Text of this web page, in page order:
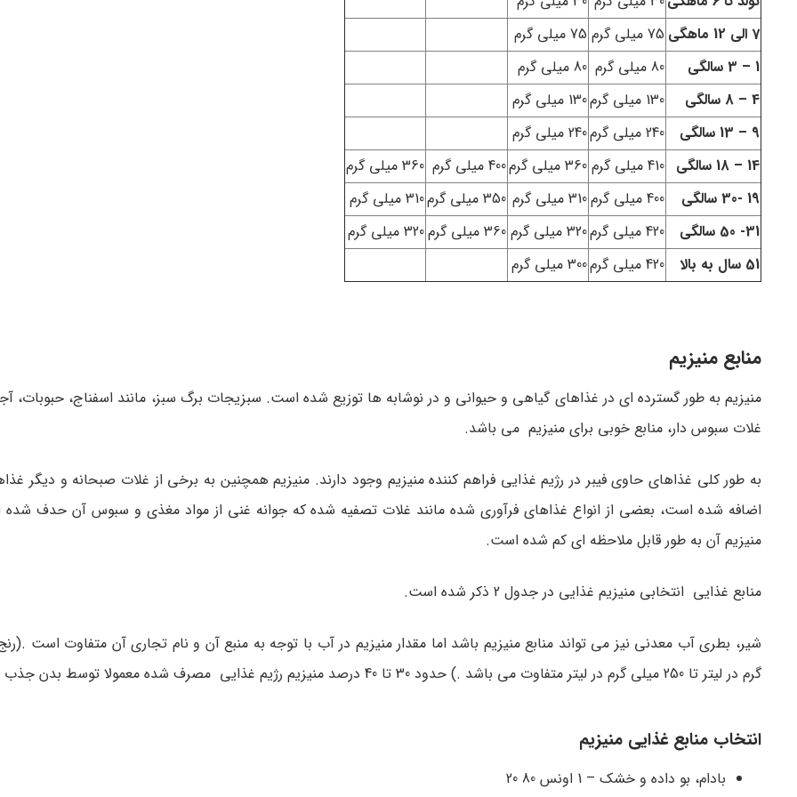
7 الی 12 ماهگی
75 میلی گرم
75 میلی گرم
1 – 3 سالگی
80 میلی گرم
80 میلی گرم
4 – 8 سالگی
130 میلی گرم
130 میلی گرم
9 – 13 سالگی
240 میلی گرم
240 میلی گرم
14 – 18 سالگی
410 میلی گرم 360 میلی گرم 400 میلی گرم
360 میلی گرم
19 -30 سالگی
400 میلی گرم 310 میلی گرم 350 میلی گرم
310 میلی گرم
31- 50 سالگی
420 میلی گرم 320 میلی گرم 360 میلی گرم
320 میلی گرم
51 سال به بالا
420 میلی گرم 300 میلی گرم
منابع منیزیم
منیزیم به طور گسترده ای در غذاهای گیاهی و حیوانی و در نوشابه ها توزیع شده است. سبزیجات برگ سبز، مانند اسفناج، حبوبات،
غلات سبوس دار، منابع خوبی برای منیزیم می باشد.
به طور کلی غذاهای حاوی فیبر در رژیم غذایی فراهم کننده منیزیم وجود دارند. منیزیم همچنین به برخی از غلات صبحانه و دیگر
اضافه شده است، بعضی از انواع غذاهای فرآوری شده مانند غلات تصفیه شده که جوانه غنی از مواد مغذی و سبوس آن حدف
منیزیم آن به طور قابل ملاحظه ای کم شده است.
منابع غذایی انتخابی منیزیم غذایی در جدول 2 ذکر شده است.
گرم در لیتر تا 250 میلی گرم در لیتر متفاوت می باشد .) حدود 30 تا 40 درصد منیزیم رژیم غذایی مصرف شده معمولا توسط بدن جذب می شود.
انتخاب منابع غذایی منیزیم
بادام، بو داده و خشک – 1 اونس 80 20